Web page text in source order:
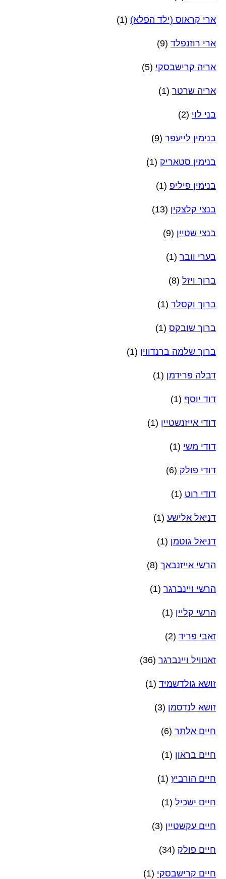
ארי קראוס (ילד הפלא) (1)
ארי רוזנפלד (9)
אריה קרישבסקי (5)
אריה שרטר (1)
בני לוי (2)
בנימין לייעפר (9)
בנימין סטאריק (1)
בנימין פיליפ (1)
בנצי קלצקין (13)
בנצי שטיין (9)
בערי וובר (1)
ברוך ויזל (8)
ברוך וקסלר (1)
ברוך שובקס (1)
ברוך שלמה ברנדווין (1)
דבלה פרידמן (1)
דוד יוסף (1)
דודי אייזנשטיין (1)
דודי משי (1)
דודי פולק (6)
דודי רוט (1)
דניאל אלישע (1)
דניאל גוטמן (1)
הרשי אייזנבאך (8)
הרשי ויינברגר (1)
הרשי קליין (1)
זאבי פריד (2)
זאנוויל ויינברגר (36)
זושא גולדשמיד (1)
זושא לנדסמן (3)
חיים אלתר (6)
חיים בראון (1)
חיים הורביץ (1)
חיים ישכיל (1)
חיים עקשטיין (3)
חיים פולק (34)
חיים קרישבסקי (1)